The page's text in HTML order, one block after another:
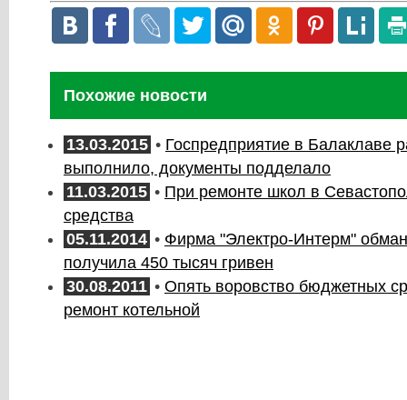
Похожие новости
13.03.2015 • Госпредприятие в Балаклаве
выполнило, документы подделало
11.03.2015 • При ремонте школ в
средства
05.11.2014 • Фирма "Электро-Интерм"
получила 450 тысяч гривен
30.08.2011 • Опять воровство бюджетных
ремонт котельной